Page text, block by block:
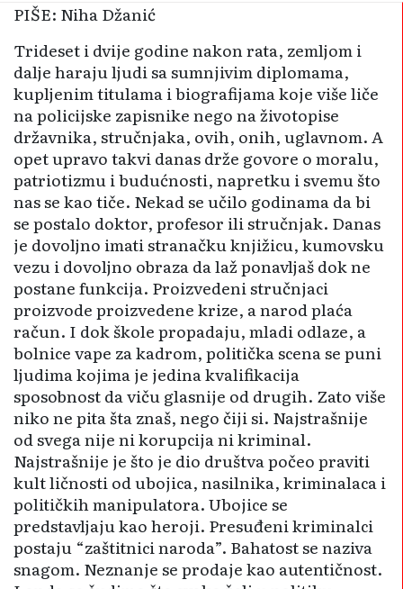
PIŠE: Niha Džanić
Trideset i dvije godine nakon rata, zemljom i
dalje haraju ljudi sa sumnjivim diplomama,
kupljenim titulama i biografijama koje više liče
na policijske zapisnike nego na životopise
državnika, stručnjaka, ovih, onih, uglavnom. A
opet upravo takvi danas drže govore o moralu,
patriotizmu i budućnosti, napretku i svemu što
nas se kao tiče. Nekad se učilo godinama da bi
se postalo doktor, profesor ili stručnjak. Danas
je dovoljno imati stranačku knjižicu, kumovsku
vezu i dovoljno obraza da laž ponavljaš dok ne
postane funkcija. Proizvedeni stručnjaci
proizvode proizvedene krize, a narod plaća
račun. I dok škole propadaju, mladi odlaze, a
bolnice vape za kadrom, politička scena se puni
ljudima kojima je jedina kvalifikacija
sposobnost da viču glasnije od drugih. Zato više
niko ne pita šta znaš, nego čiji si. Najstrašnije
od svega nije ni korupcija ni kriminal.
Najstrašnije je što je dio društva počeo praviti
kult ličnosti od ubojica, nasilnika, kriminalaca i
političkih manipulatora. Ubojice se
predstavljaju kao heroji. Presuđeni kriminalci
postaju “zaštitnici naroda”. Bahatost se naziva
snagom. Neznanje se prodaje kao autentičnost.